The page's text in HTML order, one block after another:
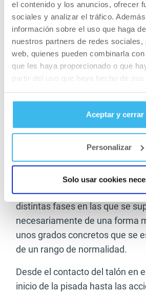
el contenido y los anuncios, ofrecer
sociales y analizar el tráfico.
información sobre el uso que haga
nuestros partners de redes sociales,
web, quienes pueden combinarla
que les haya proporcionado o que
partir del uso que haya hecho de sus
Aceptar y cerrar
Personalizar
Solo usar cookies
practicante ocasional, aunque
interesante averiguarlo:
Pisada supinadora: cuando
desplazar la carga hacia el
más en jaque la flexibilidad
desplazar la carga hacia el
situarse en una posición más
Supinar o
forma excesiva
En el mero gesto de caminar,
distintas fases en las que se
necesariamente de una forma
unos grados concretos que se
de un rango de normalidad.
Desde el contacto del talón en
inicio de la pisada hasta las